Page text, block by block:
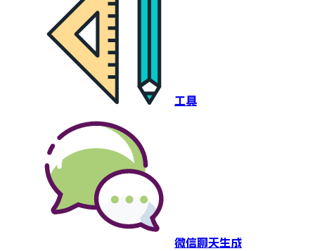
工具
微信聊天生成